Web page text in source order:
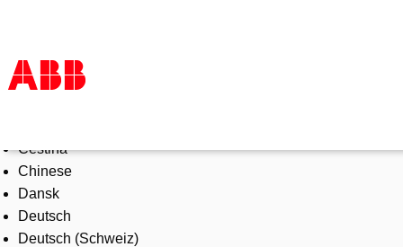
Products & Solutions
Industries
Services
About us
Where to buy
Čeština
Chinese
Dansk
Deutsch
Deutsch (Schweiz)